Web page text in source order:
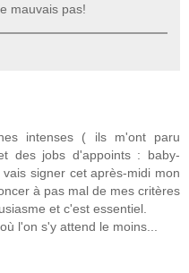
mauvais pas!
intenses ( ils m'ont paru
des jobs d'appoints : baby-
signer cet après-midi mon
à pas mal de mes critères
et c'est essentiel.
l'on s'y attend le moins...